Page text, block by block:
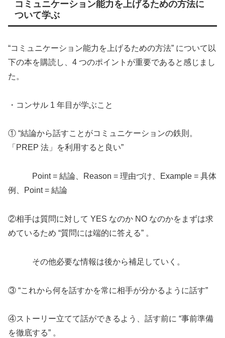
コミュニケーション能力を上げるための方法に
ついて学ぶ
“コミュニケーション能力を上げるための方法” について以
下の本を購読し、4 つのポイントが重要であると感じまし
た。
・コンサル 1 年目が学ぶこと
① “結論から話すことがコミュニケーションの鉄則。
「PREP 法」を利用すると良い”
Point = 結論、Reason = 理由づけ、Example = 具体
例、Point = 結論
②相手は質問に対して YES なのか NO なのかをまずは求
めているため “質問には端的に答える” 。
その他必要な情報は後から補足していく。
③ “これから何を話すかを常に相手が分かるように話す”
④ストーリー立てて話ができるよう、話す前に “事前準備
を徹底する” 。